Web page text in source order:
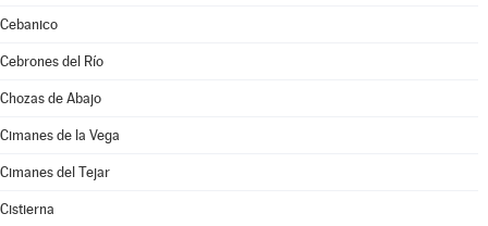
Cebanico
Cebrones del Río
Chozas de Abajo
Cimanes de la Vega
Cimanes del Tejar
Cistierna